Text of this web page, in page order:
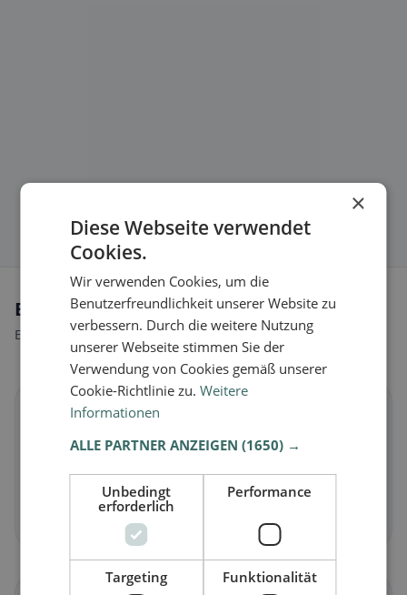
Ernährungsweisen in Villeret
Entdecke Restaurants passend zu deiner Ernährungsweise.
Pflanzliche Gerichte & vegane Küche
Jetzt entdecken →
×
Diese Webseite verwendet
Cookies.
Wir verwenden Cookies, um die
Benutzerfreundlichkeit unserer Website zu
verbessern. Durch die weitere Nutzung
unserer Webseite stimmen Sie der
Verwendung von Cookies gemäß unserer
Cookie-Richtlinie zu.Weitere
Informationen
ALLE PARTNER ANZEIGEN(1650) →
Unbedingt
erforderlich
Performance
Targeting Funktionalität